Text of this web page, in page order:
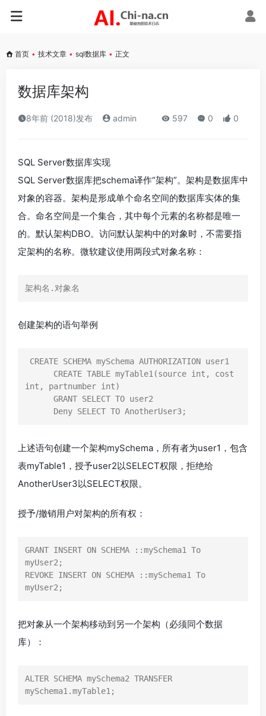
首页 • 技术文章 • sql数据库 • 正文
数据库架构
8年前 (2018)发布 admin 597 0 0
SQL Server数据库实现
SQL Server数据库把schema译作“架构”。架构是数据库中
对象的容器。架构是形成单个命名空间的数据库实体的集
合。命名空间是一个集合，其中每个元素的名称都是唯一
的。默认架构DBO。访问默认架构中的对象时，不需要指
定架构的名称。微软建议使用两段式对象名称：
架构名.对象名
创建架构的语句举例
int, partnumber int)
      Deny SELECT TO AnotherUser3;
上述语句创建一个架构mySchema，所有者为user1，包含
表myTable1，授予user2以SELECT权限，拒绝给
AnotherUser3以SELECT权限。
授予/撤销用户对架构的所有权：
GRANT INSERT ON SCHEMA ::mySchema1 To
myUser2;
REVOKE INSERT ON SCHEMA ::mySchema1 To
myUser2;
把对象从一个架构移动到另一个架构（必须同个数据
库）：
ALTER SCHEMA mySchema2 TRANSFER
mySchema1.myTable1;